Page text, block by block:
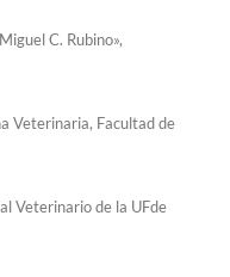
C. Rubino»,
Veterinaria, Facultad de
Veterinario de la UFde